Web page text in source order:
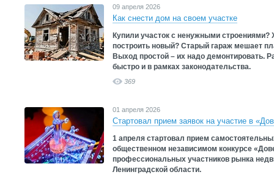
09 апреля 2026
Как снести дом на своем участке
Купили участок с ненужными строениями?
построить новый? Старый гараж мешает
Выход простой – их надо демонтировать.
быстро и в рамках законодательства.
369
01 апреля 2026
Стартовал прием заявок на участие в
1 апреля стартовал прием
общественном независимом конкурсе
профессиональных участников рынка
Ленинградской области.